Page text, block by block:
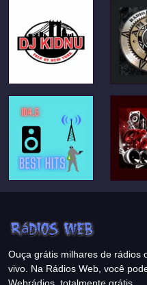
Ouça grátis milhares de rádios
vivo. Na Rádios Web, você